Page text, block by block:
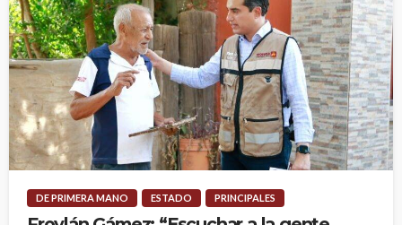
DE PRIMERA MANO ESTADO PRINCIPALES